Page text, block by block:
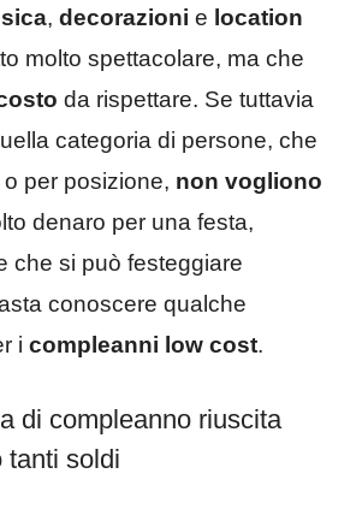
, decorazioni e location
molto spettacolare, ma che
da rispettare. Se tuttavia
categoria di persone, che
per posizione, non vogliono
denaro per una festa,
che si può festeggiare
conoscere qualche
i compleanni low cost.
di compleanno riuscita
tanti soldi